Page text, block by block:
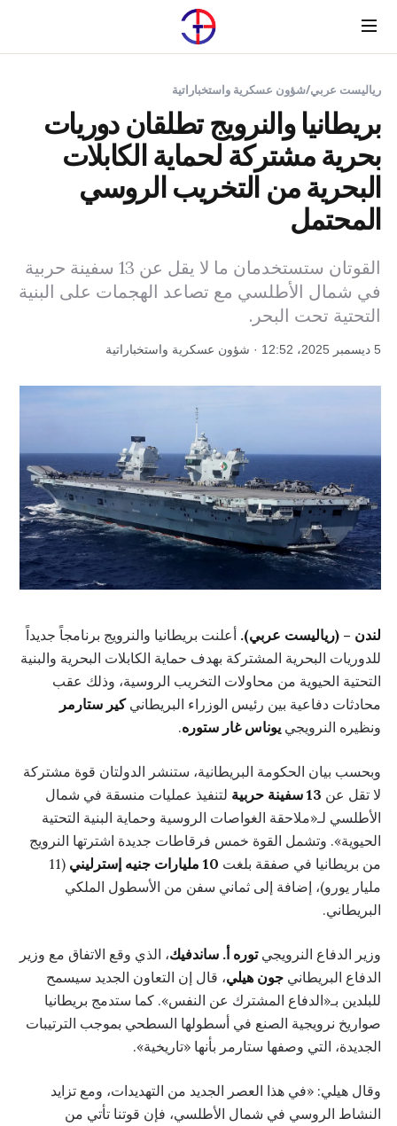
Menu
رياليست عربي/شؤون عسكرية واستخباراتية
بريطانيا والنرويج تطلقان دوريات
بحرية مشتركة لحماية الكابلات
البحرية من التخريب الروسي
المحتمل
القوتان ستستخدمان ما لا يقل عن 13 سفينة حربية
في شمال الأطلسي مع تصاعد الهجمات على البنية
التحتية تحت البحر.
5 ديسمبر 2025، 12:52 · شؤون عسكرية واستخباراتية
لندن – (رياليست عربي). أعلنت بريطانيا والنرويج برنامجاً جديداً
للدوريات البحرية المشتركة بهدف حماية الكابلات البحرية والبنية
التحتية الحيوية من محاولات التخريب الروسية، وذلك عقب
محادثات دفاعية بين رئيس الوزراء البريطانيكير ستارمر
ونظيره النرويجي يوناس غار ستوره.
وبحسب بيان الحكومة البريطانية، ستنشر الدولتان قوة مشتركة
لا تقل عن 13 سفينة حربية
لتنفيذ عمليات منسقة في شمال
الأطلسي لـ«ملاحقة الغواصات الروسية وحماية البنية التحتية
الحيوية». وتشمل القوة خمس فرقاطات جديدة اشترتها النرويج
من بريطانيا في صفقة بلغت 10 مليارات جنيه إسترليني
(11
مليار يورو)، إضافة إلى ثماني سفن من الأسطول الملكي
البريطاني.
وزير الدفاع النرويجيتوره أ. ساندفيك، الذي وقع الاتفاق مع وزير
الدفاع البريطاني جون هيلي، قال إن التعاون الجديد سيسمح
للبلدين بـ«الدفاع المشترك عن النفس». كما ستدمج بريطانيا
صواريخ نرويجية الصنع في أسطولها السطحي بموجب الترتيبات
الجديدة، التي وصفها ستارمر بأنها «تاريخية».
وقال هيلي: «في هذا العصر الجديد من التهديدات، ومع تزايد
النشاط الروسي في شمال الأطلسي، فإن قوتنا تأتي من